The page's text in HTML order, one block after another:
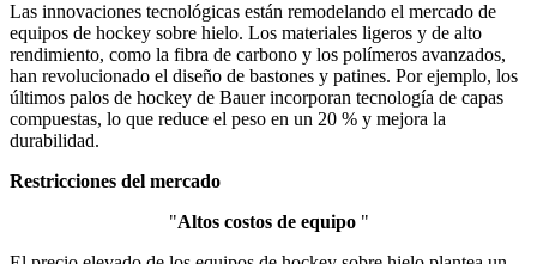
Las innovaciones tecnológicas están remodelando el mercado de
equipos de hockey sobre hielo. Los materiales ligeros y de alto
rendimiento, como la fibra de carbono y los polímeros avanzados,
han revolucionado el diseño de bastones y patines. Por ejemplo, los
últimos palos de hockey de Bauer incorporan tecnología de capas
compuestas, lo que reduce el peso en un 20 % y mejora la
durabilidad.
Restricciones del mercado
"Altos costos de equipo"